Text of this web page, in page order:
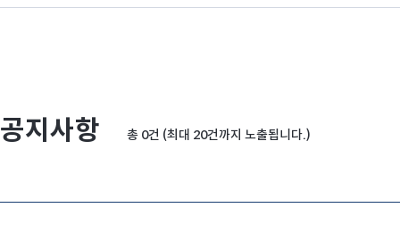
공지사항 총 0건 (최대 20건까지 노출됩니다.)